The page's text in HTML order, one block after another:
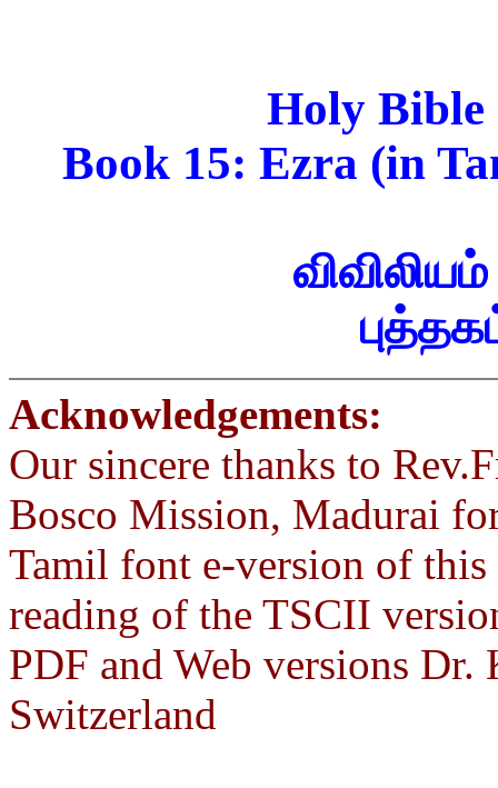
Holy Bible
Book 15: Ezra (in
Acknowledgements:
Our sincere thanks to
Bosco Mission, Madurai
Tamil font e-version of
reading of the TSCII
PDF and Web versions Dr.
Switzerland